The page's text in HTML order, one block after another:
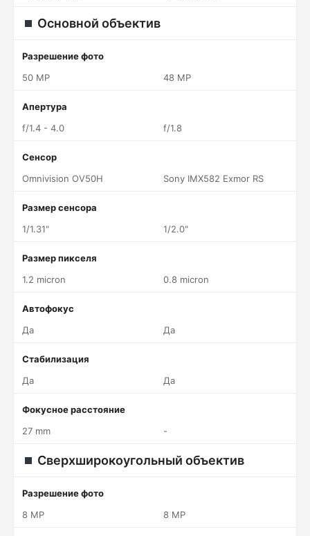
Основной объектив
Разрешение фото
50 MP
48 MP
Апертура
f/1.4 - 4.0
f/1.8
Сенсор
Omnivision OV50H
Sony IMX582 Exmor RS
Размер сенсора
1/1.31"
1/2.0"
Размер пикселя
1.2 micron
0.8 micron
Автофокус
Да
Да
Стабилизация
Да
Да
Фокусное расстояние
27 mm
-
Сверхширокоугольный объектив
Разрешение фото
8 MP
8 MP